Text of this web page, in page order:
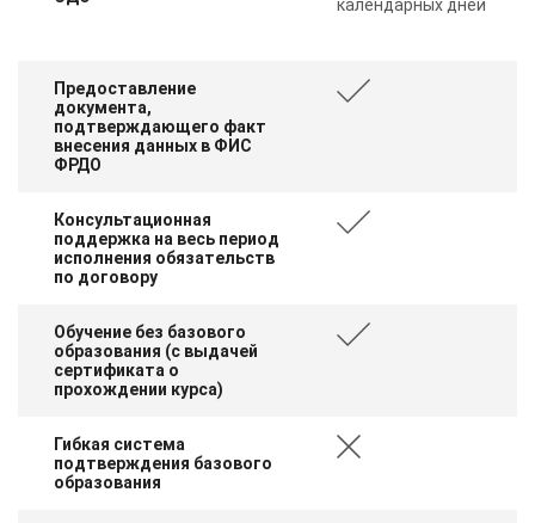
календарных дней
Предоставление
документа,
подтверждающего факт
внесения данных в ФИС
ФРДО
Консультационная
поддержка на весь период
исполнения обязательств
по договору
Обучение без базового
образования (с выдачей
сертификата о
прохождении курса)
Гибкая система
подтверждения базового
образования